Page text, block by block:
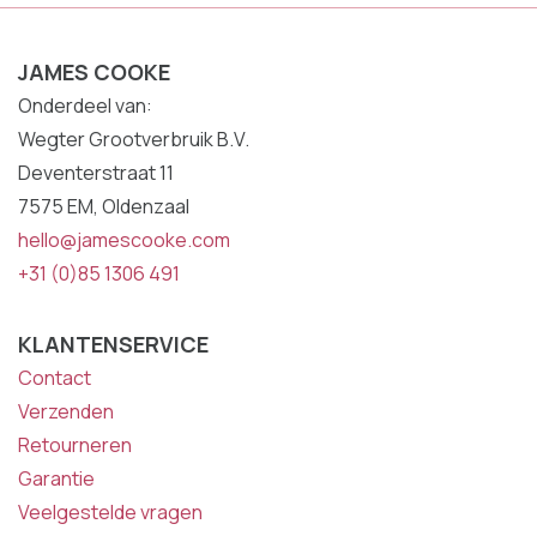
JAMES COOKE
Onderdeel van:
Wegter Grootverbruik B.V.
Deventerstraat 11
7575 EM, Oldenzaal
hello@jamescooke.com
+31 (0)85 1306 491
KLANTENSERVICE
Contact
Verzenden
Retourneren
Garantie
Veelgestelde vragen